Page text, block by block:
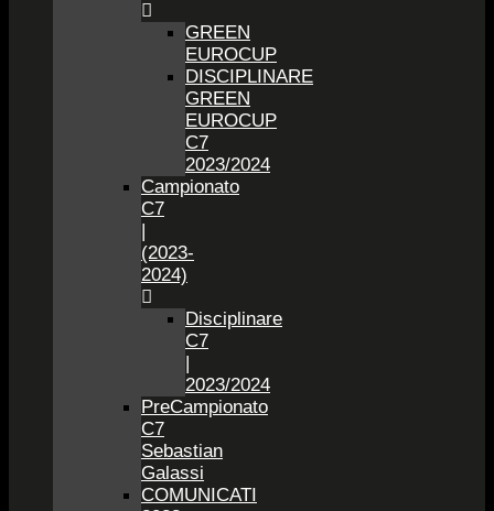
GREEN
EUROCUP
DISCIPLINARE
GREEN
EUROCUP
C7
2023/2024
Campionato
C7
|
(2023-
2024)
Disciplinare
C7
|
2023/2024
PreCampionato
C7
Sebastian
Galassi
COMUNICATI